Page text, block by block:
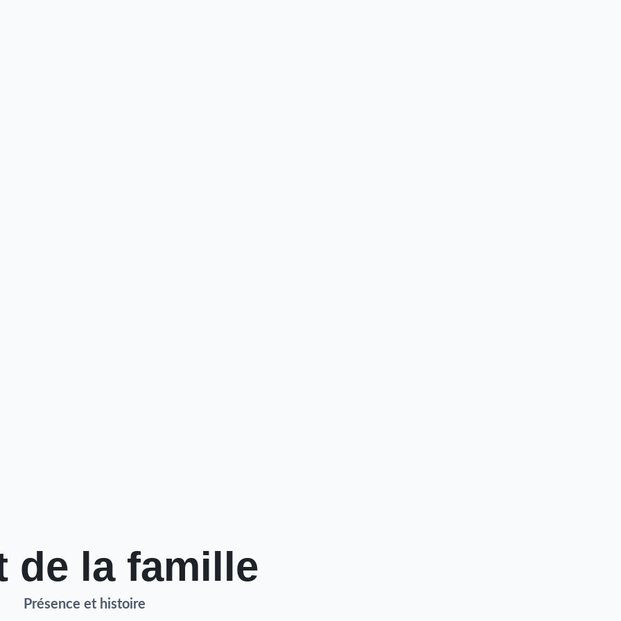
de la famille
Présence et histoire